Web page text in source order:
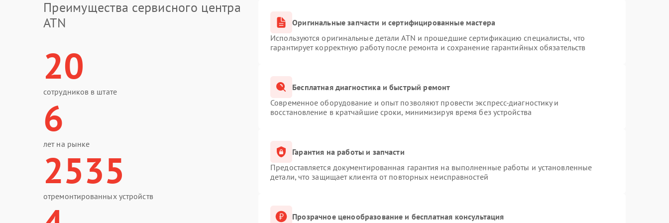
Преимущества сервисного центра
ATN
20
сотрудников в штате
6
лет на рынке
2535
отремонтированных устройств
Оригинальные запчасти и сертифицированные мастера
Используются оригинальные детали ATN и прошедшие сертификацию специалисты, что
гарантирует корректную работу после ремонта и сохранение гарантийных обязательств
Бесплатная диагностика и быстрый ремонт
Современное оборудование и опыт позволяют провести экспресс-диагностику и
восстановление в кратчайшие сроки, минимизируя время без устройства
Гарантия на работы и запчасти
Предоставляется документированная гарантия на выполненные работы и установленные
детали, что защищает клиента от повторных неисправностей
Прозрачное ценообразование и бесплатная консультация